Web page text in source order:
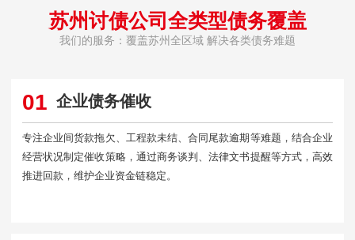
苏州讨债公司全类型债务覆盖
我们的服务：覆盖苏州全区域 解决各类债务难题
01 企业债务催收
专注企业间货款拖欠、工程款未结、合同尾款逾期等难题，结合企业
经营状况制定催收策略，通过商务谈判、法律文书提醒等方式，高效
推进回款，维护企业资金链稳定。